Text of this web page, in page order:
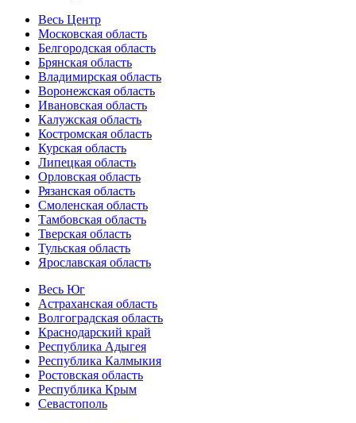
Весь Центр
Московская область
Белгородская область
Брянская область
Владимирская область
Воронежская область
Ивановская область
Калужская область
Костромская область
Курская область
Липецкая область
Орловская область
Рязанская область
Смоленская область
Тамбовская область
Тверская область
Тульская область
Ярославская область
Весь Юг
Астраханская область
Волгоградская область
Краснодарский край
Республика Адыгея
Республика Калмыкия
Ростовская область
Республика Крым
Севастополь